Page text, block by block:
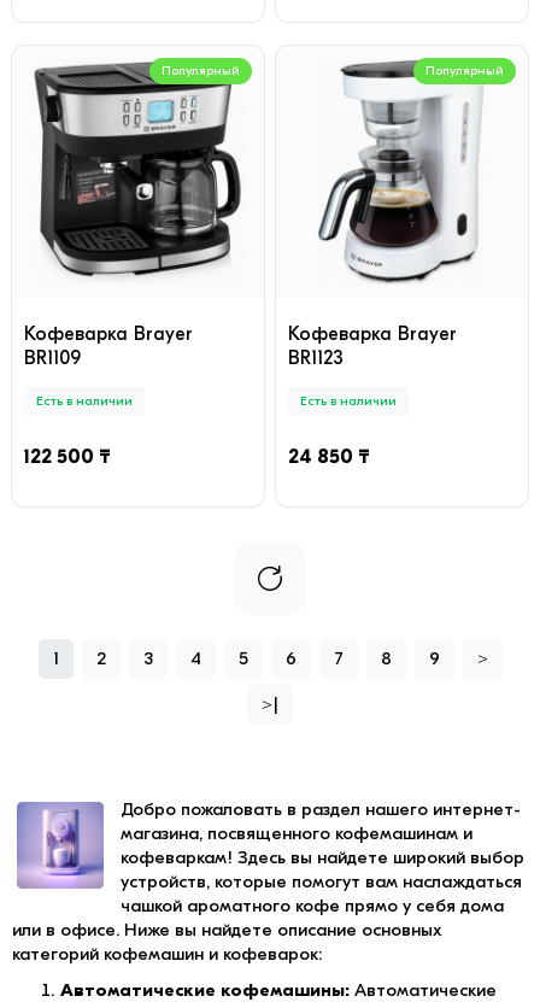
Популярный
Кофеварка Brayer
BR1109
Есть в наличии
122 500 ₸
Популярный
Кофеварка Brayer
BR1123
Есть в наличии
24 850 ₸
1 2 3 4 5 6 7 8 9 >
>|
Добро пожаловать в раздел нашего интернет-
магазина, посвященного кофемашинам и
кофеваркам! Здесь вы найдете широкий выбор
устройств, которые помогут вам наслаждаться
чашкой ароматного кофе прямо у себя дома
или в офисе. Ниже вы найдете описание основных
категорий кофемашин и кофеварок:
Автоматические кофемашины: Автоматические